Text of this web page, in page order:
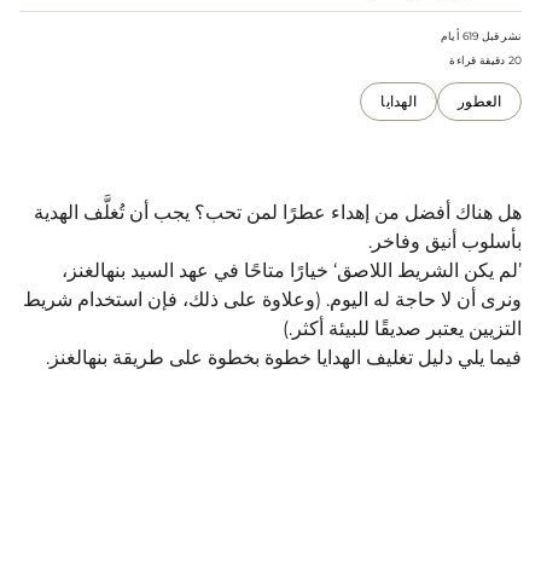
نشر قبل 619 أيام
20 دقيقة قراءة
العطور الهدايا
هل هناك أفضل من إهداء عطرًا لمن تحب؟ يجب أن تُغلَّف الهدية
بأسلوب أنيق وفاخر.
’لم يكن الشريط اللاصق‘ خيارًا متاحًا في عهد السيد بنهالغنز،
ونرى أن لا حاجة ​​له اليوم. (وعلاوة على ذلك، فإن استخدام شريط
التزيين يعتبر صديقًا للبيئة أكثر.)
فيما يلي دليل تغليف الهدايا خطوة بخطوة على طريقة بنهالغنز.